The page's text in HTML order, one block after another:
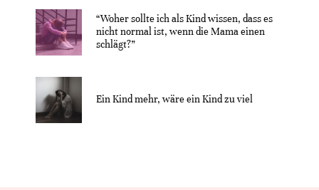
“Woher sollte ich als Kind wissen, dass es
nicht normal ist, wenn die Mama einen
schlägt?”
Ein Kind mehr, wäre ein Kind zu viel